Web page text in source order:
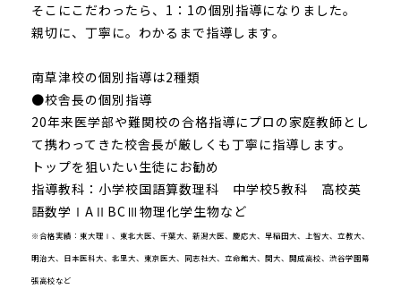
そこにこだわったら、1：1の個別指導になりました。
親切に、丁寧に。わかるまで指導します。
南草津校の個別指導は2種類
●校舎長の個別指導
20年来医学部や難関校の合格指導にプロの家庭教師とし
て携わってきた校舎長が厳しくも丁寧に指導します。
トップを狙いたい生徒にお勧め
指導教科：小学校国語算数理科 中学校5教科 高校英
語数学ⅠAⅡBCⅢ物理化学生物など
※合格実績：東大理Ⅰ、東北大医、千葉大、新潟大医、慶応大、早稲田大、上智大、立教大、
明治大、日本医科大、北里大、東京医大、同志社大、立命館大、関大、開成高校、渋谷学園幕
張高校など